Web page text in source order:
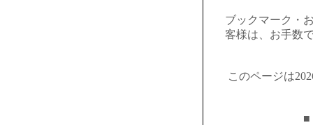
ブックマーク・
客様は、お手数
このページは
■